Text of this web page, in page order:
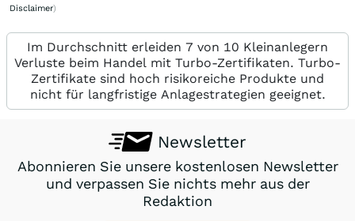
Disclaimer)
Im Durchschnitt erleiden 7 von 10 Kleinanlegern
Verluste beim Handel mit Turbo-Zertifikaten. Turbo-
Zertifikate sind hoch risikoreiche Produkte und
nicht für langfristige Anlagestrategien geeignet.
Newsletter
Abonnieren Sie unsere kostenlosen Newsletter
und verpassen Sie nichts mehr aus der
Redaktion